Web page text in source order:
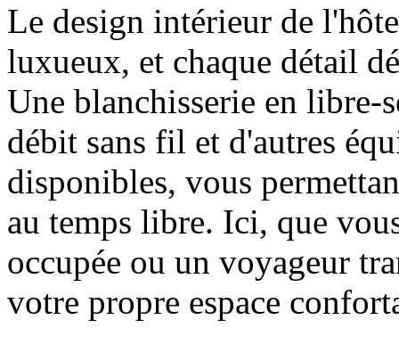
Le design intérieur de
luxueux, et chaque détail
Une blanchisserie en libre-
débit sans fil et d'autres
disponibles, vous
au temps libre. Ici, que
occupée ou un voyageur
votre propre espace